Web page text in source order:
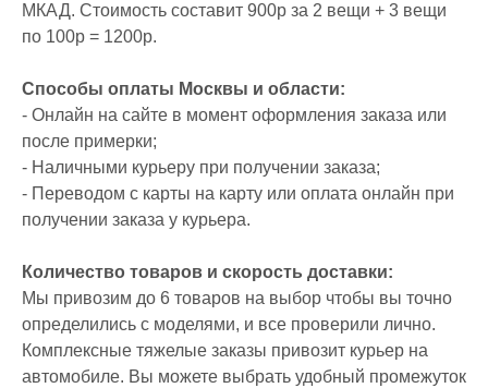
МКАД. Стоимость составит 900р за 2 вещи + 3 вещи
по 100р = 1200р.
Способы оплаты Москвы и области:
- Онлайн на сайте в момент оформления заказа или
после примерки;
- Наличными курьеру при получении заказа;
- Переводом с карты на карту или оплата онлайн при
получении заказа у курьера.
Количество товаров и скорость доставки:
Мы привозим до 6 товаров на выбор чтобы вы точно
определились с моделями, и все проверили лично.
Комплексные тяжелые заказы привозит курьер на
автомобиле. Вы можете выбрать удобный промежуток